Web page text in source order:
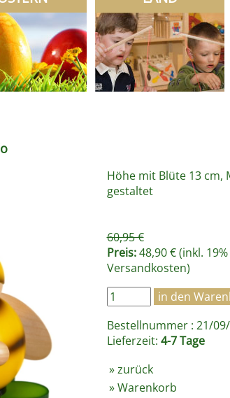
Höhe mit Blüte 13 cm,
gestaltet
60,95 €
Preis:48,90 € (inkl.
Versandkosten)
Bestellnummer : 21/
Lieferzeit: 4-7 Tage
»zurück
»Warenkorb